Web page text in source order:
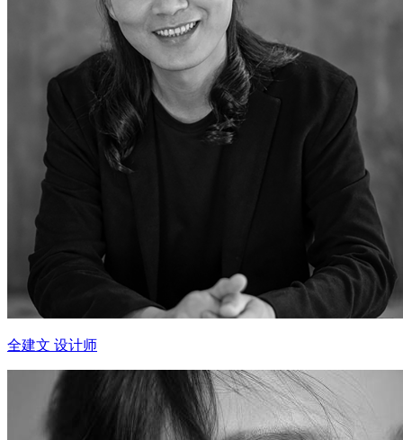
全建文 设计师